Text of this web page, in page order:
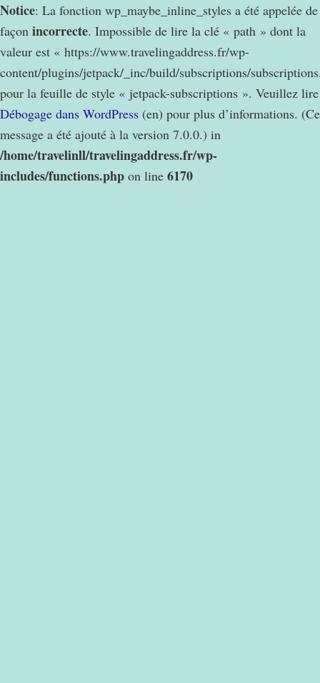
Notice: La fonction wp_maybe_inline_styles a été appelée de
façon incorrecte. Impossible de lire la clé « path » dont la
valeur est « https://www.travelingaddress.fr/wp-
content/plugins/jetpack/_inc/build/subscriptions/
pour la feuille de style « jetpack-subscriptions ». Veuillez lire
Débogage dans WordPress (en) pour plus d’informations. (Ce
message a été ajouté à la version 7.0.0.) in
/home/travelinll/travelingaddress.fr/wp-
includes/functions.php on line 6170